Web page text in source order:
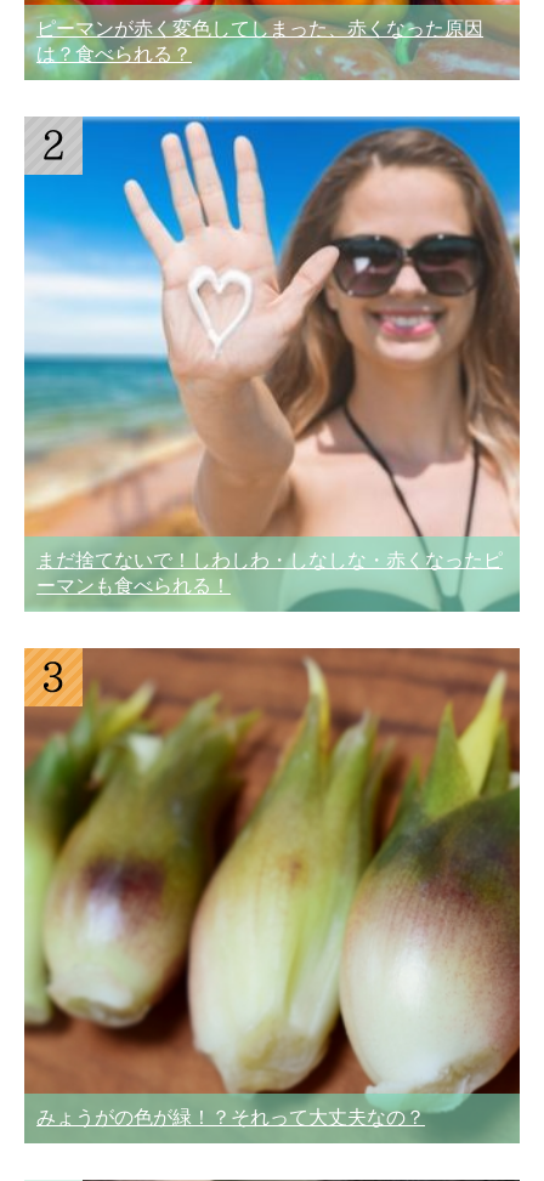
ピーマンが赤く変色してしまった、赤くなった原因
は？食べられる？
まだ捨てないで！しわしわ・しなしな・赤くなったピ
ーマンも食べられる！
みょうがの色が緑！？それって大丈夫なの？